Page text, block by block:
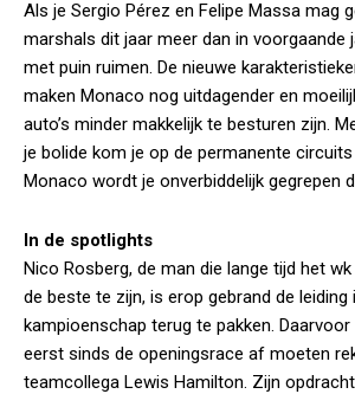
Als je Sergio Pérez en Felipe Massa mag
marshals dit jaar meer dan in voorgaande
met puin ruimen. De nieuwe
maken Monaco nog uitdagender en
auto’s minder makkelijk te besturen zijn.
je bolide kom je op de permanente
Monaco wordt je onverbiddelijk gegrepen
In de spotlights
Nico Rosberg, de man die lange tijd het
de beste te zijn, is erop gebrand de leiding
kampioenschap terug te pakken.
eerst sinds de openingsrace af moeten
teamcollega Lewis Hamilton. Zijn